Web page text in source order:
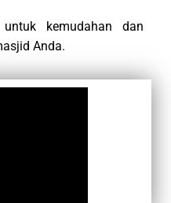
kemudahan dan
Anda.